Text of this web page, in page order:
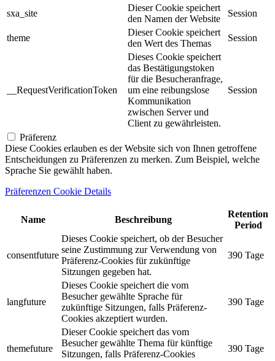
sxa_site
Dieser Cookie speichert
den Namen der Website
Session
theme
Dieser Cookie speichert
den Wert des Themas
Session
__RequestVerificationToken
Dieses Cookie speichert
das Bestätigungstoken
für die Besucheranfrage,
um eine reibungslose
Kommunikation
zwischen Server und
Client zu gewährleisten.
Session
Präferenz
Diese Cookies erlauben es der Website sich von Ihnen getroffene
Entscheidungen zu Präferenzen zu merken. Zum Beispiel, welche
Sprache Sie gewählt haben.
Präferenzen Cookie Details
Name Beschreibung
Retention
Period
consentfuture
Dieses Cookie speichert, ob der Besucher
seine Zustimmung zur Verwendung von
Präferenz-Cookies für zukünftige
Sitzungen gegeben hat.
390 Tage
langfuture
Dieses Cookie speichert die vom
Besucher gewählte Sprache für
zukünftige Sitzungen, falls Präferenz-
Cookies akzeptiert wurden.
390 Tage
themefuture
Dieser Cookie speichert das vom
Besucher gewählte Thema für künftige
Sitzungen, falls Präferenz-Cookies
390 Tage